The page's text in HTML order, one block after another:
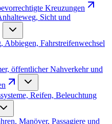
Kreuzungen
Sicht und
Abbiegen, Fahrstreifenwechsel
öffentlicher Nahverkehr und
Reifen, Beleuchtung
Manöver, Passagiere und